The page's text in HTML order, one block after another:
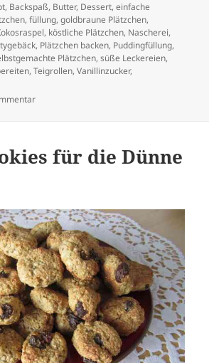
, Backspaß, Butter, Dessert,einfache
,füllung,goldbraune Plätzchen,
, köstliche Plätzchen, Nascherei,
, Plätzchen backen, Puddingfüllung,
Plätzchen,süße Leckereien,
,Teigrollen,Vanillinzucker,
zu Himmlische Rafaello-Plätzchen – So
für die Dünne